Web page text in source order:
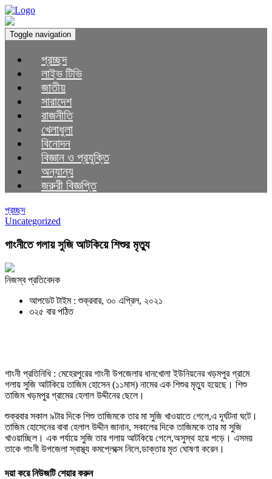
Toggle navigation
প্রচ্ছদ
লাইভ টিভি
জাতীয়
সারাদেশ
রাজনীতি
খেলাধুলা
বিনোদন
বিজ্ঞান ও প্রযুক্তি
অন্যান্য
জরুরী বিজ্ঞপ্তি
প্রচ্ছদ
Uncategorized
গাংনীতে গলায় সুজি আটকিয়ে শিশুর মৃত্যু
নিজস্ব প্রতিবেদক
আপডেট টাইম : শুক্রবার, ৩০ এপ্রিল, ২০২১
৩২৫ বার পঠিত
গাংনী প্রতিনিধি : মেহেরপুরের গাংনী উপজেলার ধানখোলা ইউনিয়নের খড়মপুর গ্রামে
গলায় সুজি আটকিয়ে তাজিম হোসেন (১১মাস) নামের এক শিশুর মৃত্যু হয়েছে। শিশু
তাজিম খড়মপুর গ্রামের হেলাল উদ্দীনের ছেলে।
শুক্রবার সকাল ৯টার দিকে শিশু তাজিমকে তার মা সুজি খাওয়াতে গেলে,এ দূর্ঘটনা ঘটে।
তাজিম হোসেনের বাবা হেলাল উদ্দীন জানান, সকালের দিকে তাজিমকে তার মা সুজি
খাওয়াচ্ছিল। এক পর্যায়ে সুজি তার গলায় আটকিয়ে গেলে,অসুস্থ হয়ে পড়ে। এসময়
তাকে গাংনী উপজেলা স্বাস্থ্য কমপ্লেক্সে নিলে,ডাক্তার মৃত ঘোষণা করেন।
দয়া করে নিউজটি শেয়ার করুন